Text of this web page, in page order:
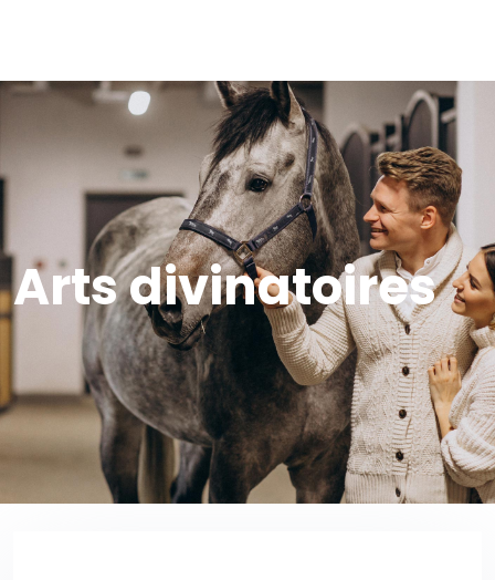
Arts divinatoires